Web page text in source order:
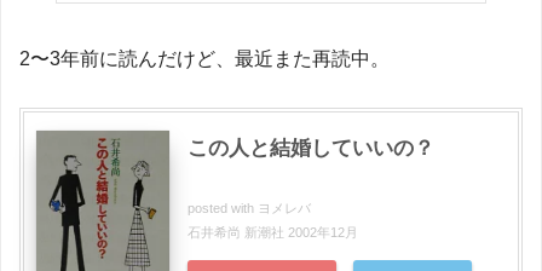
2〜3年前に読んだけど、最近また再読中。
この人と結婚していいの？
posted with ヨメレバ
石井希尚 新潮社 2002年12月